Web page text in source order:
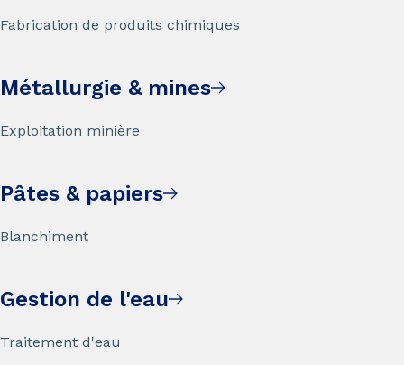
Fabrication de produits chimiques
Métallurgie & mines
Exploitation minière
Pâtes & papiers
Blanchiment
Gestion de l'eau
Traitement d'eau